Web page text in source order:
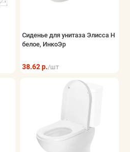
Сиденье для унитаза Элисса Н
белое, ИнкоЭр
38.62 р./шт